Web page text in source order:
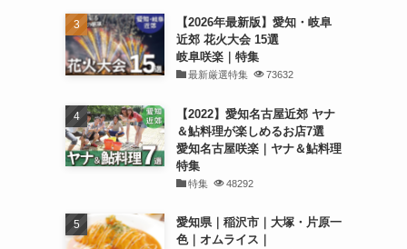
【2026年最新版】愛知・岐阜
近郊 花火大会 15選
岐阜咲楽｜特集
最新厳選特集 73632
【2022】愛知名古屋近郊 ヤナ
＆鮎料理が楽しめるお店7選
愛知名古屋咲楽｜ヤナ＆鮎料理
特集
特集 48292
愛知県｜稲沢市｜大塚・片原一
色｜オムライス｜